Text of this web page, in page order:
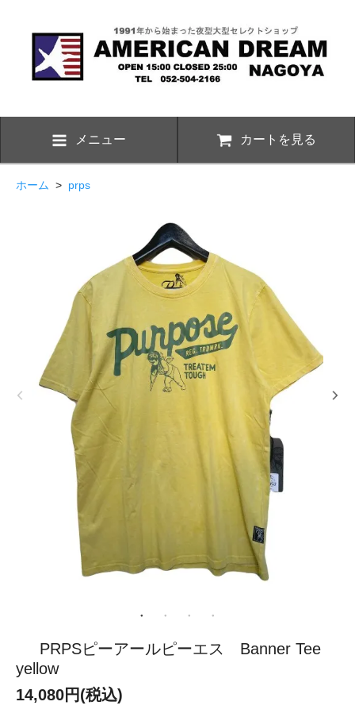
メニュー カートを見る
ホーム > prps
PRPSピーアールピーエス Banner Tee
yellow
14,080円(税込)